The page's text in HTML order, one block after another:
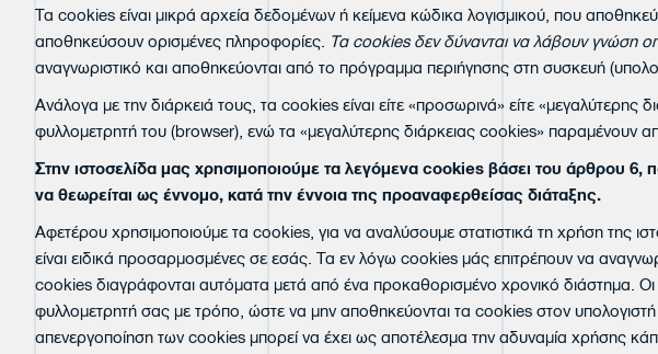
Τα cookies είναι μικρά αρχεία δεδομένων ή κείμενα κώδικα λογισμικού, που
αποθηκεύσουν ορισμένες πληροφορίες.
Τα cookies δεν δύνανται να λάβουν γνώση
αναγνωριστικό και αποθηκεύονται από το πρόγραμμα περιήγησης στη συσκευή
Ανάλογα με την διάρκειά τους, τα cookies είναι είτε «προσωρινά» είτε
φυλλομετρητή του (browser), ενώ τα «μεγαλύτερης διάρκειας cookies» παραμένουν
Στην ιστοσελίδα μας χρησιμοποιούμε τα λεγόμενα cookies βάσει του άρθρου 6,
να θεωρείται ως έννομο, κατά την έννοια της προαναφερθείσας διάταξης.
Αφετέρου χρησιμοποιούμε τα cookies, για να αναλύσουμε στατιστικά τη χρήση της
είναι ειδικά προσαρμοσμένες σε εσάς. Τα εν λόγω cookies μάς επιτρέπουν να
cookies διαγράφονται αυτόματα μετά από ένα προκαθορισμένο χρονικό διάστημα.
φυλλομετρητή σας με τρόπο, ώστε να μην αποθηκεύονται τα cookies στον
απενεργοποίηση των cookies μπορεί να έχει ως αποτέλεσμα την αδυναμία χρήσης